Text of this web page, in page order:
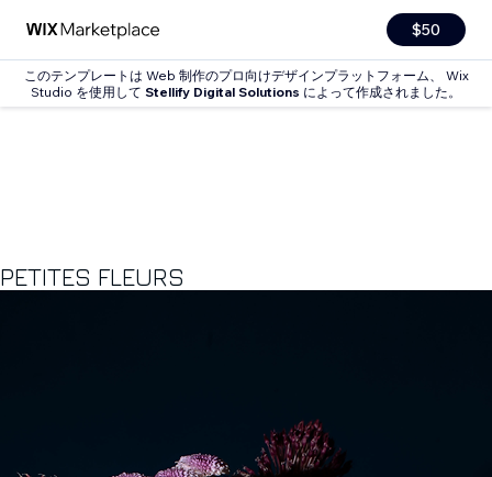
$50
このテンプレートは Web 制作のプロ向けデザインプラットフォーム、 Wix
Studio を使用して Stellify Digital Solutions によって作成されました。